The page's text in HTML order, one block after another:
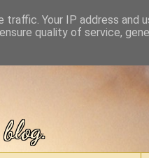
Your IP address and
quality of service,